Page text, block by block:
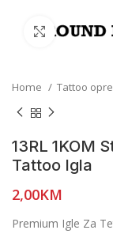
Click to
Home Tattoo
13RL 1KOM
Tattoo Igla
2,00KM
Premium Igle Za